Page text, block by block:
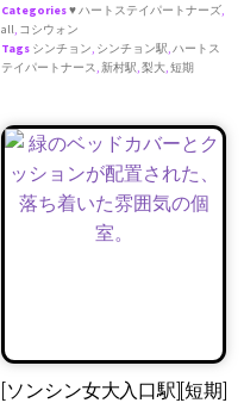
Categories♥ ハートステイパートナーズ,
all, コシウォン
Tags シンチョン, シンチョン駅,ハートス
テイパートナース,新村駅,梨大,短期
[ソンシン女大入口駅][短期]